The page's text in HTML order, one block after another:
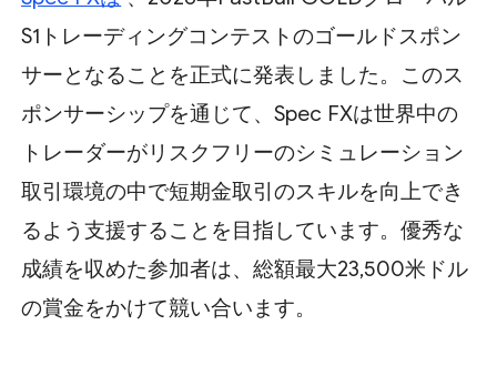
S1トレーディングコンテストのゴールドスポン
サーとなることを正式に発表しました。このス
ポンサーシップを通じて、Spec FXは世界中の
トレーダーがリスクフリーのシミュレーション
取引環境の中で短期金取引のスキルを向上でき
るよう支援することを目指しています。優秀な
成績を収めた参加者は、総額最大23,500米ドル
の賞金をかけて競い合います。